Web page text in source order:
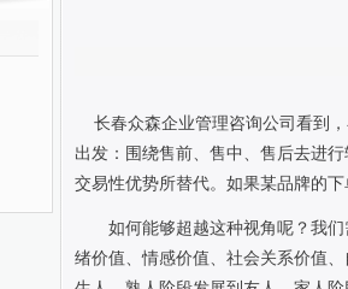
长春众森企业管理咨询公司看到
出发：围绕售前、售中、售后去进
交易性优势所替代。如果某品牌的
如何能够超越这种视角呢？我
绪价值、情感价值、社会关系价值